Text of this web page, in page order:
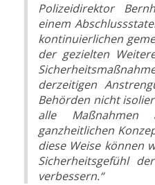
Polizeidirektor
einem
kontinuierlichen
der gezielten
derzeitigen
Behörden nicht
alle Maßnahmen
ganzheitlichen
diese Weise können
Sicherheitsgefühl
verbessern.“